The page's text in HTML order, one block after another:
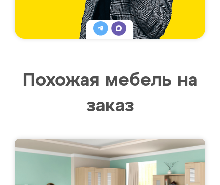
Похожая мебель на
заказ